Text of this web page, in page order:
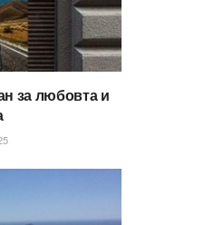
за любовта и